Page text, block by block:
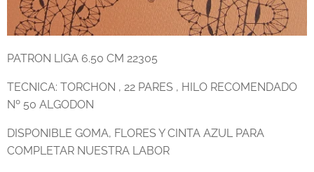
PATRON LIGA 6.50 CM 22305
TECNICA: TORCHON , 22 PARES , HILO RECOMENDADO
Nº 50 ALGODON
DISPONIBLE GOMA, FLORES Y CINTA AZUL PARA
COMPLETAR NUESTRA LABOR